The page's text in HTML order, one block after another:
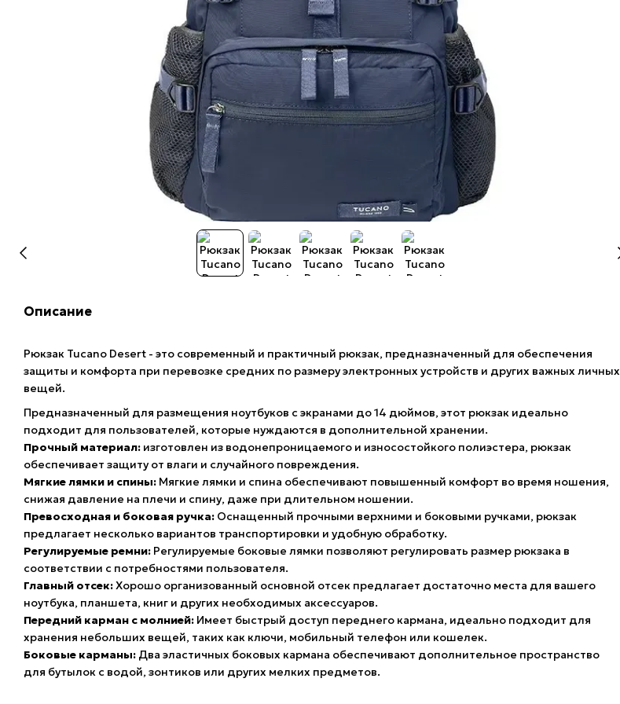
Описание
Рюкзак Tucano Desert - это современный и практичный рюкзак, предназначенный для обеспечения
защиты и комфорта при перевозке средних по размеру электронных устройств и других важных личных
вещей.
Предназначенный для размещения ноутбуков с экранами до 14 дюймов, этот рюкзак идеально
подходит для пользователей, которые нуждаются в дополнительной хранении.
Прочный материал: изготовлен из водонепроницаемого и износостойкого полиэстера, рюкзак
обеспечивает защиту от влаги и случайного повреждения.
Мягкие лямки и спины: Мягкие лямки и спина обеспечивают повышенный комфорт во время ношения,
снижая давление на плечи и спину, даже при длительном ношении.
Превосходная и боковая ручка: Оснащенный прочными верхними и боковыми ручками, рюкзак
предлагает несколько вариантов транспортировки и удобную обработку.
Регулируемые ремни: Регулируемые боковые лямки позволяют регулировать размер рюкзака в
соответствии с потребностями пользователя.
Главный отсек:Хорошо организованный основной отсек предлагает достаточно места для вашего
ноутбука, планшета, книг и других необходимых аксессуаров.
Передний карман с молнией: Имеет быстрый доступ переднего кармана, идеально подходит для
хранения небольших вещей, таких как ключи, мобильный телефон или кошелек.
Боковые карманы: Два эластичных боковых кармана обеспечивают дополнительное пространство
для бутылок с водой, зонтиков или других мелких предметов.